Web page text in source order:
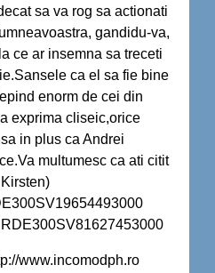
sa va rog sa actionati
gandidu-va,
ce ar insemna sa treceti
ca el sa fie bine
enorm de cei din
exprima cliseic,orice
in plus ca Andrei
multumesc ca ati citit
www.incomodph.ro